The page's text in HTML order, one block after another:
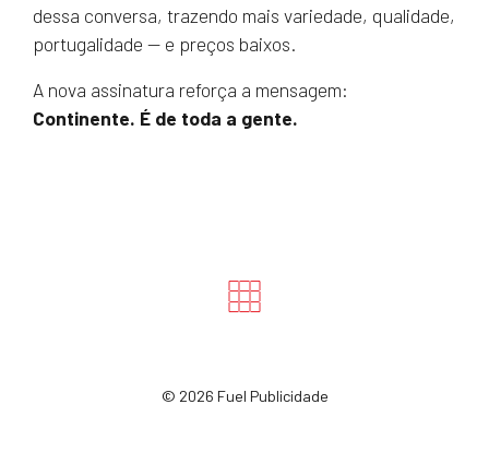
dessa conversa, trazendo mais variedade, qualidade,
portugalidade — e preços baixos.
A nova assinatura reforça a mensagem:
Continente. É de toda a gente.
© 2026 Fuel Publicidade